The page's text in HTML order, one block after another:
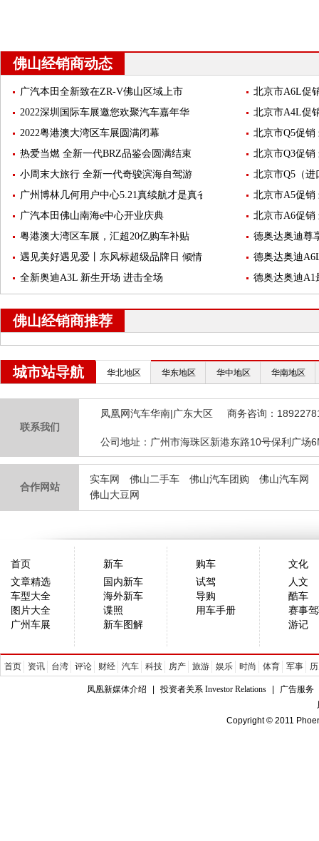
佛山经销商动态
广汽本田全新致在ZR-V佛山区域上市
2022深圳国际车展邀您欢聚汽车嘉年华
2022粤港澳大湾区车展圆满闭幕
热爱当燃 全新一代BRZ品鉴会圆满结束
小周末大旅行 全新一代奇骏滨海自驾游
广州博林几何用户中心5.21真续航才是真省钱
广汽本田佛山南海e中心开业庆典
粤港澳大湾区车展，汇超20亿购车补贴
遇见美好遇见爱丨东风标超级品牌日 倾情奉献
全新奥迪A3L 新生开场 进击全场
北京市A6L促
北京市A4L促
北京市Q5促销
北京市Q3促销
北京市Q5（进
北京市A5促销
北京市A6促销
德奥达奥迪尊
德奥达奥迪
德奥达奥迪A1
佛山经销商推荐
城市站导航 华北地区 华东地区 华中地区 华南地区
联系我们
凤凰网汽车华南|广东大区 商务咨询：
公司地址：广州市海珠区新港东路10号保利广场
合作网站
实车网 佛山二手车 佛山汽车团购
佛山汽车网
佛山大豆网
首页
文章精选
车型大全
图片大全
广州车展
新车
国内新车
海外新车
谍照
新车图解
购车
试驾
导购
用车手册
文化
人文
酷车
赛事
游记
首页 资讯 台湾 评论 财经 汽车 科技 房产 旅游 娱乐 时尚 体育 军事
凤凰新媒体介绍 投资者关系 Investor Relations
广告服务
Copyright © 2011